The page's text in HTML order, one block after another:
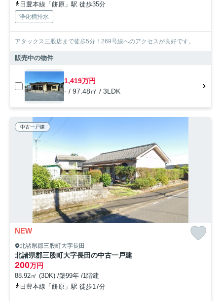
日豊本線「餅原」駅 徒歩35分
浄化槽排水
アタックス三股店まで徒歩5分！269号線へのアクセスが良好です。
販売中の物件
1,419万円
- / 97.48㎡ / 3LDK
中古一戸建
NEW
北諸県郡三股町大字長田
北諸県郡三股町大字長田の中古一戸建
200万円
88.92㎡ (3DK) /築99年 /1階建
日豊本線「餅原」駅 徒歩17分